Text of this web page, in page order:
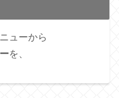
ューから
を、